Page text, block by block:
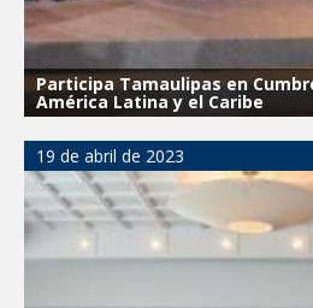
Participa Tamaulipas en
América Latina y el Caribe
19 de abril de 2023